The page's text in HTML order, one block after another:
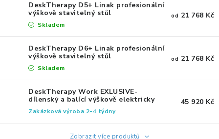
ZDRAVOTNICKÉ POMŮCKY
PODSTAVCE POD MONITOR
ERGONOMICKÉ MYŠI
PREZENTAČNÍ SYSTÉMY
DRŽÁKY NA TABLET - MOBIL
DeskTherapy D5+ Linak profesionální
výškově stavitelný stůl
Skladem
od 21 768 Kč
DeskTherapy D6+ Linak profesionální
výškově stavitelný stůl
Skladem
od 21 768 Kč
DeskTherapy Work EXLUSIVE-
dílenský a balící výškově elektricky
nastavitelný stůl
Zakázková výroba 2-4 týdny
45 920 Kč
Zobrazit více produktů